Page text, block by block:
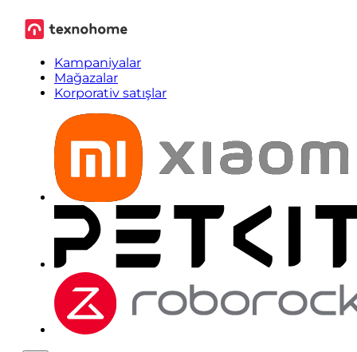
Kampaniyalar
Mağazalar
Korporativ satışlar